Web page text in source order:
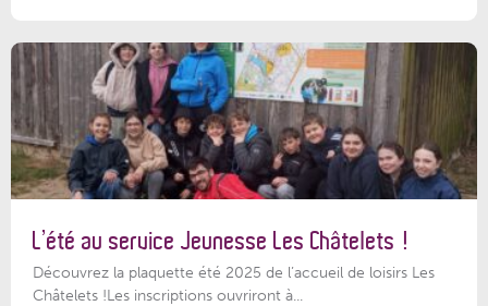
L’été au service Jeunesse Les Châtelets !
Découvrez la plaquette été 2025 de l’accueil de loisirs Les
Châtelets !Les inscriptions ouvriront à...